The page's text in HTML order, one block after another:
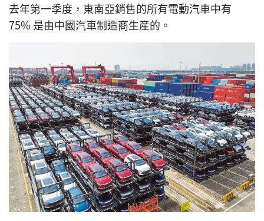
去年第一季度，東南亞銷售的所有電動汽車中有
75% 是由中國汽車制造商生産的。